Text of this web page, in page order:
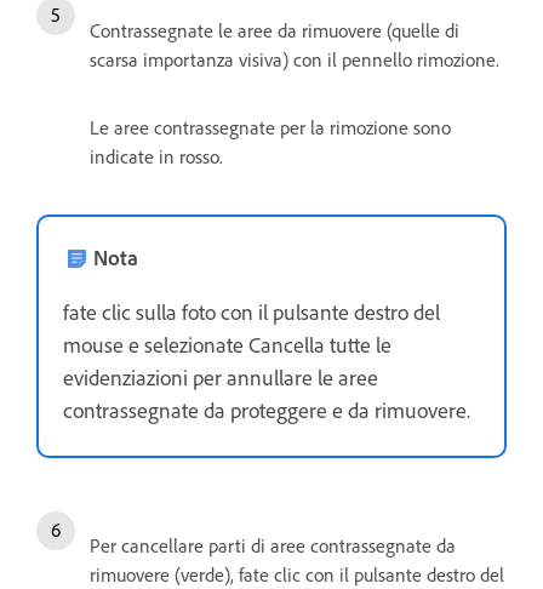
Contrassegnate le aree da rimuovere (quelle di
scarsa importanza visiva) con il pennello rimozione.
Le aree contrassegnate per la rimozione sono
indicate in rosso.
Nota
fate clic sulla foto con il pulsante destro del
mouse e selezionate Cancella tutte le
evidenziazioni per annullare le aree
contrassegnate da proteggere e da rimuovere.
Per cancellare parti di aree contrassegnate da
rimuovere (verde), fate clic con il pulsante destro del